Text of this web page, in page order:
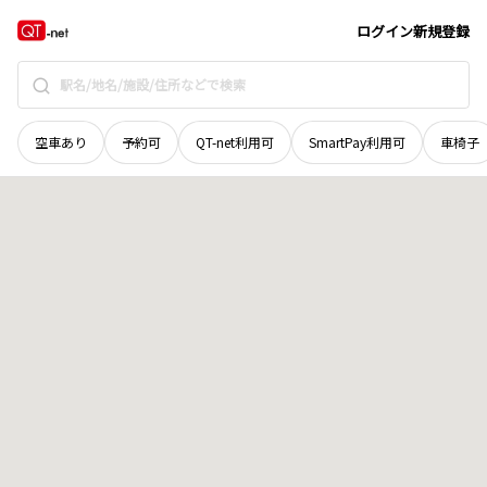
ログイン新規登録
空車あり 予約可 QT-net利用可 SmartPay利用可 車椅子
北海道